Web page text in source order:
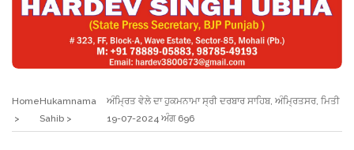
HomeHukamnama
Sahib
ਅੰਮ੍ਰਿਤ ਵੇਲੇ ਦਾ ਹੁਕਮਨਾਮਾ ਸ੍ਰੀ ਦਰਬਾਰ ਸਾਹਿਬ, ਅੰਮ੍ਰਿਤਸਰ, ਮਿਤੀ
19-07-2024 ਅੰਗ 696